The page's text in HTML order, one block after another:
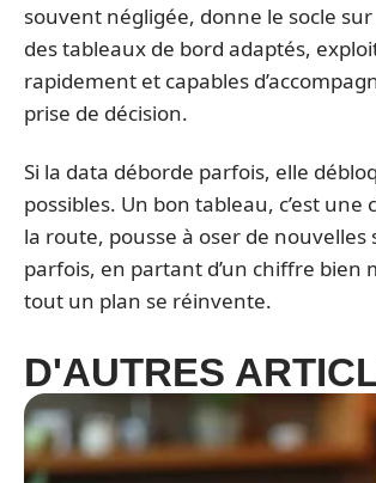
souvent négligée, donne le socle
des tableaux de bord adaptés,
rapidement et capables
prise de décision.
Si la data déborde parfois, elle
possibles. Un bon tableau, c’est une
la route, pousse à oser de nouvelles
parfois, en partant d’un chiffre bien
tout un plan se réinvente.
D'AUTRES